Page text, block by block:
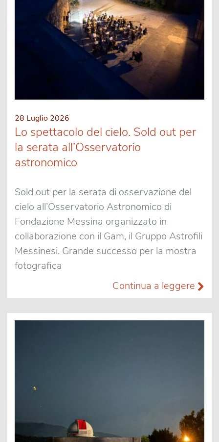
28 Luglio 2026
Lo spettacolo del cielo. Sold out per
la serata all’Osservatorio
astronomico
Sold out per la serata di osservazione del
cielo all’Osservatorio Astronomico di
Fondazione Messina organizzato in
collaborazione con il Gam, il Gruppo Astrofili
Messinesi. Grande successo per la mostra
fotografica
Continua a leggere